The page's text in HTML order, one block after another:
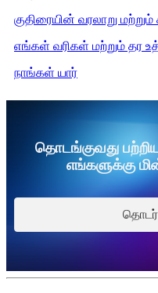
குதிரையின் வரலாறு
எங்கள் வரிகள் மற்றும் தர
நாங்கள் யார்
தொடங்குவது
எங்களுக்கு